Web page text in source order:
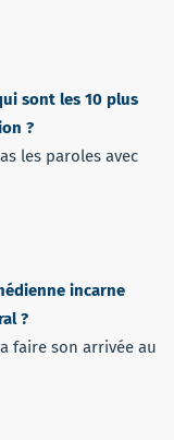
sont les 10 plus
?
les paroles avec
incarne
?
faire son arrivée au